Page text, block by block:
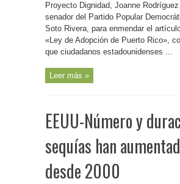
Proyecto Dignidad, Joanne
senador del Partido Popular
Soto Rivera, para enmendar el
«Ley de Adopción de Puerto Rico»,
que ciudadanos estadounidenses ...
Leer más »
EEUU-Número y
sequías han
desde 2000